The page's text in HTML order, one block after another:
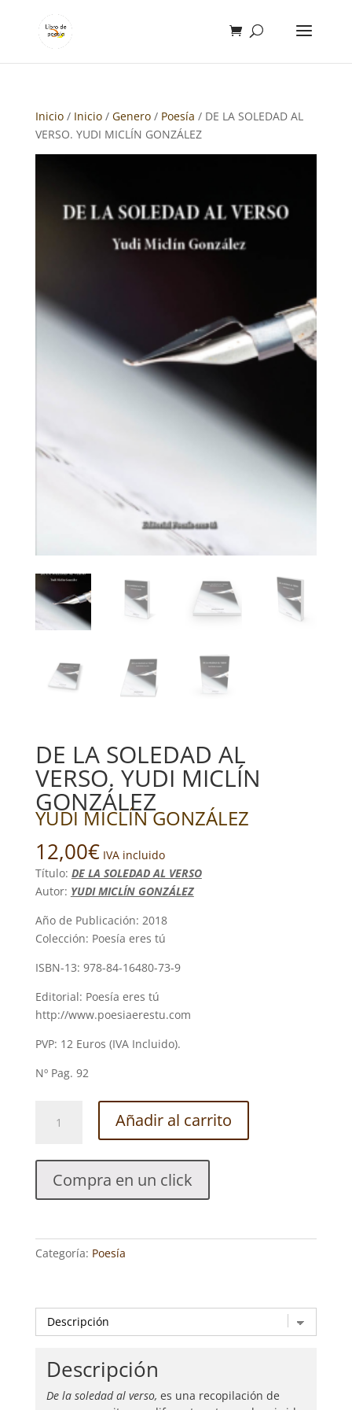
Inicio/ Inicio/ Genero/ Poesía / DE LA SOLEDAD AL
VERSO. YUDI MICLÍN GONZÁLEZ
DE LA SOLEDAD AL
VERSO. YUDI MICLÍN
GONZÁLEZ
YUDI MICLÍN GONZÁLEZ
12,00€ IVA incluido
Título: DE LA SOLEDAD AL VERSO
Autor: YUDI MICLÍN GONZÁLEZ
Año de Publicación: 2018
Colección: Poesía eres tú
ISBN-13: 978-84-16480-73-9
Editorial: Poesía eres tú
http://www.poesiaerestu.com
PVP: 12 Euros (IVA Incluido).
Nº Pag. 92
AL
VERSO.
YUDI
GONZÁLEZ
cantidad
Añadir al carrito
Compra en un click
Categoría: Poesía
Descripción
De la soledad al verso, es una recopilación de